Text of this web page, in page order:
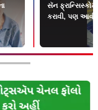
સૅન
કરાવી, પણ આવી